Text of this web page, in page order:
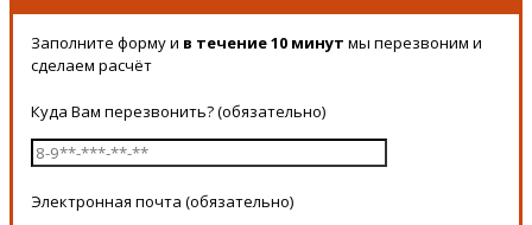
Заполните форму и в течение 10 минут мы перезвоним и
сделаем расчёт
Куда Вам перезвонить? (обязательно)
Электронная почта (обязательно)